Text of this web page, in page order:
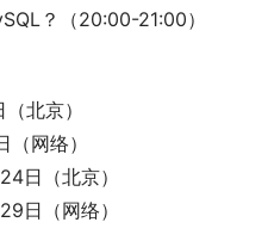
？（20:00-21:00）
北京）
网络）
日（北京）
日（网络）